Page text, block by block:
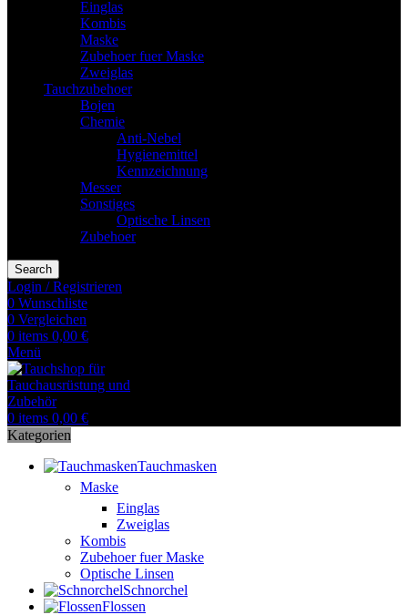
Einglas
Kombis
Maske
Zubehoer fuer Maske
Zweiglas
Tauchzubehoer
Bojen
Chemie
Anti-Nebel
Hygienemittel
Kennzeichnung
Messer
Sonstiges
Optische Linsen
Zubehoer
Search
Login / Registrieren
0 Wunschliste
0 Vergleichen
0 items 0,00 €
Menü
0 items 0,00 €
Kategorien
Tauchmasken
Maske
Einglas
Zweiglas
Kombis
Zubehoer fuer Maske
Optische Linsen
Schnorchel
Flossen